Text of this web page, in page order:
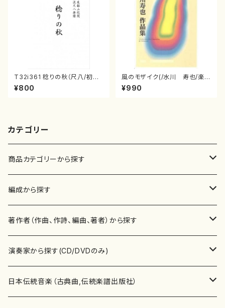
T32i361 稔りの秋（尺八/初代
山川園松/楽譜） 都山流公刊楽
譜曲番:2066
¥800
風のモザイク(/水川 寿也/楽
譜）
¥990
カテゴリー
商品カテゴリーから探す
楽譜
書籍
書籍
テキストブック
CD・DVD
チケット
編成から探す
邦楽器
箏・琴（ソロ）
箏・琴（合奏）
合唱
混声合唱
歌・声
著作者（作曲、作詩、編曲、著者）から探す
あ行
青木省三(アオキ ショウゾウ)
か行
演奏家から探す(CD/DVDのみ)
邦楽（箏、三味線、尺八等）演奏家
日本伝統音楽（古典曲,伝統楽譜出版社）